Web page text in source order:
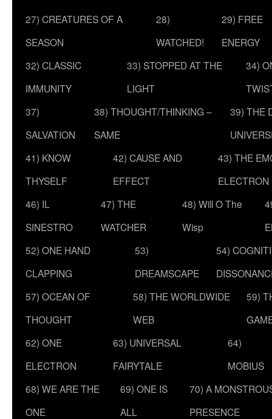
27) CREATURES OF A
SEASON
28)
WATCHED!
29) FREE
ENERGY
32) CLASSIC
IMMUNITY
33) STOPPED AT THE
LIGHT
34)
37)
SALVATION
38) THOUGHT/THINKING –
SAME
39) THE
41) KNOW
THYSELF
42) CAUSE AND
EFFECT
43) THE
ELECTRON
46) IL
SINESTRO
47) THE
WATCHER
48) Will O The
Wisp
52) ONE HAND
CLAPPING
53)
DREAMSCAPE
54)
57) OCEAN OF
THOUGHT
58) THE WORLDWIDE
WEB
59)
62) ONE
ELECTRON
63) UNIVERSAL
FAIRYTALE
64)
MOBIUS
68) WE ARE THE
ONE
69) ONE IS
ALL
70) A
PRESENCE